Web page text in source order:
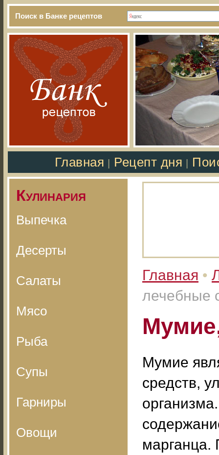
Поиск в Банке рецептов
Главная Рецепт дня
Кулинария
Выпечка
Десерты
Салаты
Мясо
Рыба
Супы
Гарниры
Овощи
Главная •
лечебные
Мумие
средств,
марганца.